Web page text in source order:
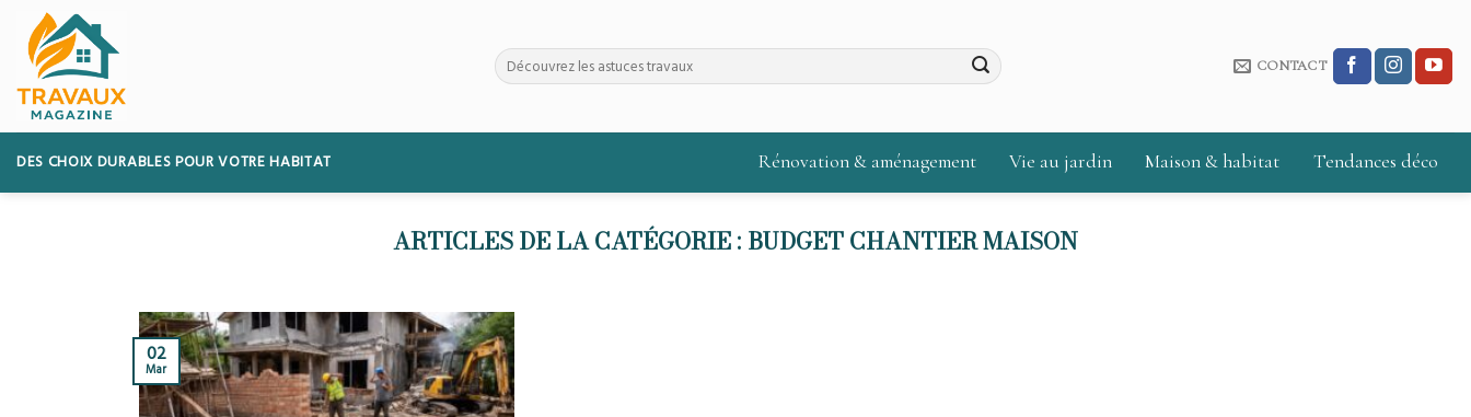
content
CONTACT
DES CHOIX DURABLES POUR VOTRE HABITAT Rénovation & aménagement Vie au jardin Maison & habitat Tendances déco
BUDGET CHANTIER MAISON
02
Mar